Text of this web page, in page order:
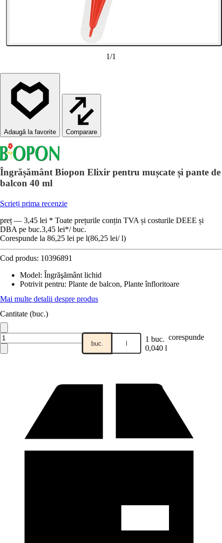
1/1
Comparare
Îngrășământ Biopon Elixir pentru mușcate și pante de
balcon 40 ml
Scrieți prima recenzie
preț — 3,45 lei * Toate prețurile conțin TVA și costurile DEEE și
DBA pe buc.3,45 lei*/ buc.
Corespunde la 86,25 lei pe l(86,25 lei/ l)
Cod produs: 10396891
Model: Îngrăşământ lichid
Potrivit pentru: Plante de balcon, Plante înfloritoare
Mai multe detalii despre produs
Cantitate (buc.)
buc. l 1 buc. corespunde
0,040 l